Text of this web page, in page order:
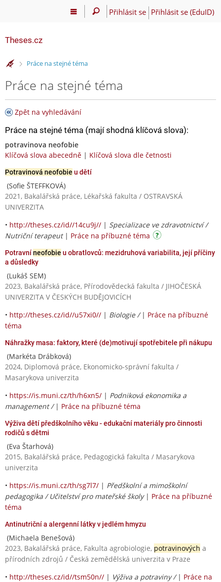
Přihlásit se Přihlásit se (EduID)
Theses.cz
>Práce na stejné téma
Práce na stejné téma
Zpět na vyhledávání
Práce na stejné téma (mají shodná klíčová slova):
potravinova neofobie
Klíčová slova abecedně | Klíčová slova dle četnosti
Potravinová neofobie u dětí
(Sofie ŠTEFFKOVÁ)
2021, Bakalářská práce, Lékařská fakulta / OSTRAVSKÁ
UNIVERZITA
• http://theses.cz/id//14cu9j// | Specializace ve zdravotnictví /
Nutriční terapeut| Práce na příbuzné téma
Potravníneofobie u obratlovců: mezidruhová variabilita, její příčiny
a důsledky
(Lukáš SEM)
2023, Bakalářská práce, Přírodovědecká fakulta / JIHOČESKÁ
UNIVERZITA V ČESKÝCH BUDĚJOVICÍCH
• http://theses.cz/id//u57xi0// | Biologie / | Práce na příbuzné
téma
Náhražky masa: faktory, které (de)motivují spotřebitele při nákupu
(Markéta Drábková)
2024, Diplomová práce, Ekonomicko-správní fakulta /
Masarykova univerzita
• https://is.muni.cz/th/h6xn5/ | Podniková ekonomika a
management / | Práce na příbuzné téma
Výživa dětí předškolního věku - edukační materiály pro činnosti
rodičů s dětmi
(Eva Štarhová)
2015, Bakalářská práce, Pedagogická fakulta / Masarykova
univerzita
• https://is.muni.cz/th/sg7l7/ | Předškolní a mimoškolní
pedagogika / Učitelství pro mateřské školy| Práce na příbuzné
téma
Antinutriční a alergenní látky v jedlém hmyzu
(Michaela Benešová)
2023, Bakalářská práce, Fakulta agrobiologie, potravinových a
přírodních zdrojů / Česká zemědělská univerzita v Praze
• http://theses.cz/id//tsm50n// | Výživa a potraviny / | Práce na